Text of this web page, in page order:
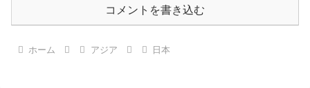
コメントを書き込む
ホーム アジア 日本